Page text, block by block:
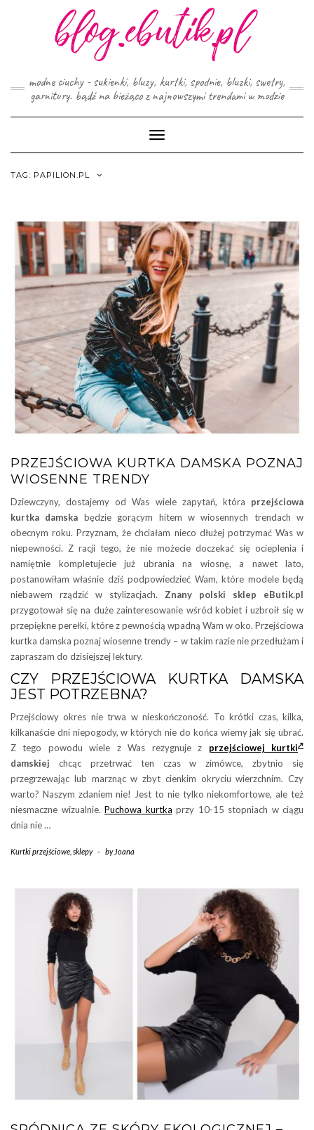
modne ciuchy - sukienki, bluzy, kurtki, spodnie, bluzki, swetry,
garnitury. bądź na bieżąco z najnowszymi trendami w modzie
Toggle
Navigation
TAG: PAPILION.PL
PRZEJŚCIOWA KURTKA DAMSKA POZNAJ
WIOSENNE TRENDY
Dziewczyny, dostajemy od Was wiele zapytań, która przejściowa
kurtka damska będzie gorącym hitem w wiosennych trendach w
obecnym roku. Przyznam, że chciałam nieco dłużej potrzymać Was w
niepewności. Z racji tego, że nie możecie doczekać się ocieplenia i
namiętnie kompletujecie już ubrania na wiosnę, a nawet lato,
postanowiłam właśnie dziś podpowiedzieć Wam, które modele będą
niebawem rządzić w stylizacjach. Znany polski sklep eButik.pl
przygotował się na duże zainteresowanie wśród kobiet i uzbroił się w
przepiękne perełki, które z pewnością wpadną Wam w oko. Przejściowa
kurtka damska poznaj wiosenne trendy – w takim razie nie przedłużam i
zapraszam do dzisiejszej lektury.
CZY PRZEJŚCIOWA KURTKA DAMSKA
JEST POTRZEBNA?
Przejściowy okres nie trwa w nieskończoność. To krótki czas, kilka,
kilkanaście dni niepogody, w których nie do końca wiemy jak się ubrać.
Z tego powodu wiele z Was rezygnuje z przejściowej kurtki
damskiej chcąc przetrwać ten czas w zimówce, zbytnio się
przegrzewając lub marznąc w zbyt cienkim okryciu wierzchnim. Czy
warto? Naszym zdaniem nie! Jest to nie tylko niekomfortowe, ale też
niesmaczne wizualnie. Puchowa kurtka przy 10-15 stopniach w ciągu
dnia nie …
Kurtki przejściowe sklepy - by Joana